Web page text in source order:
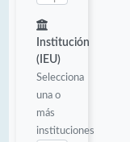
Institución
(IEU)
Selecciona
una o
más
instituciones